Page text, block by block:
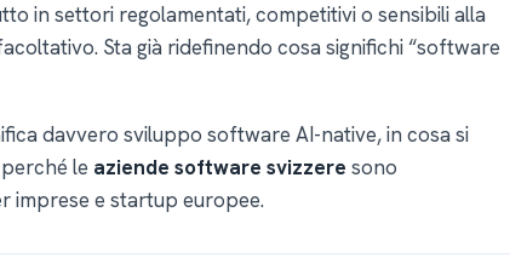
in settori regolamentati, competitivi o sensibili alla
Sta già ridefinendo cosa significhi “software
davvero sviluppo software AI-native, in cosa si
le aziende software svizzere sono
imprese e startup europee.